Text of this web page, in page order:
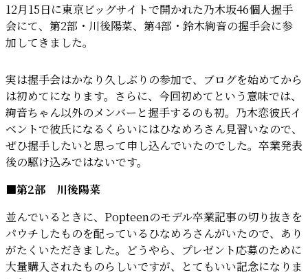
12月15日に東京ビッグサイトで開かれた乃木坂46個人握手
会にて、第2部・川後陽菜、第4部・鈴木絢音の握手会に参
加してきました。
実は握手会はかなり久しぶりの参加で、ブログを始めてから
は初めてになります。さらに、今回初めてという意味では、
絢音ちゃん以外のメンバーと握手するのも初。乃木恋彼氏イ
ベントで彼氏になるくらいにはひなめろさん見習いなので、
ぜひ握手したいと思って申し込んでいたのでした。卒業発表
後の駆け込みではないです。
■第2部 川後陽菜
並んでいるときに、Popteenのモデル卒業記事の切り抜きを
パウチしたものを配っているひなめろさんがいたので、あり
がたくいただきました。どうやら、プレゼント応募のために
大量購入されたものらしいですが、とてもいい記念になりま